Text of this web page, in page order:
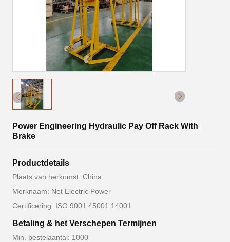
Power Engineering Hydraulic Pay Off Rack With
Brake
Productdetails
Plaats van herkomst: China
Merknaam: Net Electric Power
Certificering: ISO 9001 45001 14001
Betaling & het Verschepen Termijnen
Min. bestelaantal: 1000